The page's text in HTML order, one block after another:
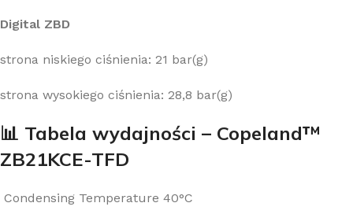
Digital ZBD
strona niskiego ciśnienia: 21 bar(g)
strona wysokiego ciśnienia: 28,8 bar(g)
📊 Tabela wydajności – Copeland™
ZB21KCE-TFD
Condensing Temperature 40°C